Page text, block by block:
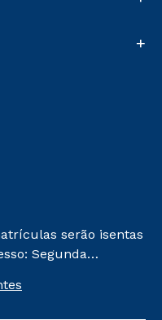
+
serão isentas
Segunda
será de R$